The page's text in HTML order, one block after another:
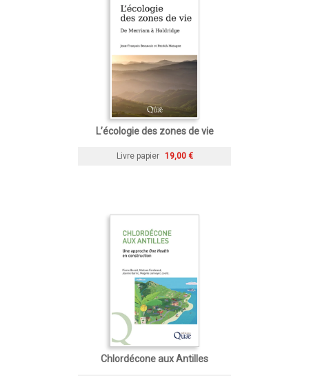
L’écologie des zones de vie
Livre papier 19,00 €
Chlordécone aux Antilles